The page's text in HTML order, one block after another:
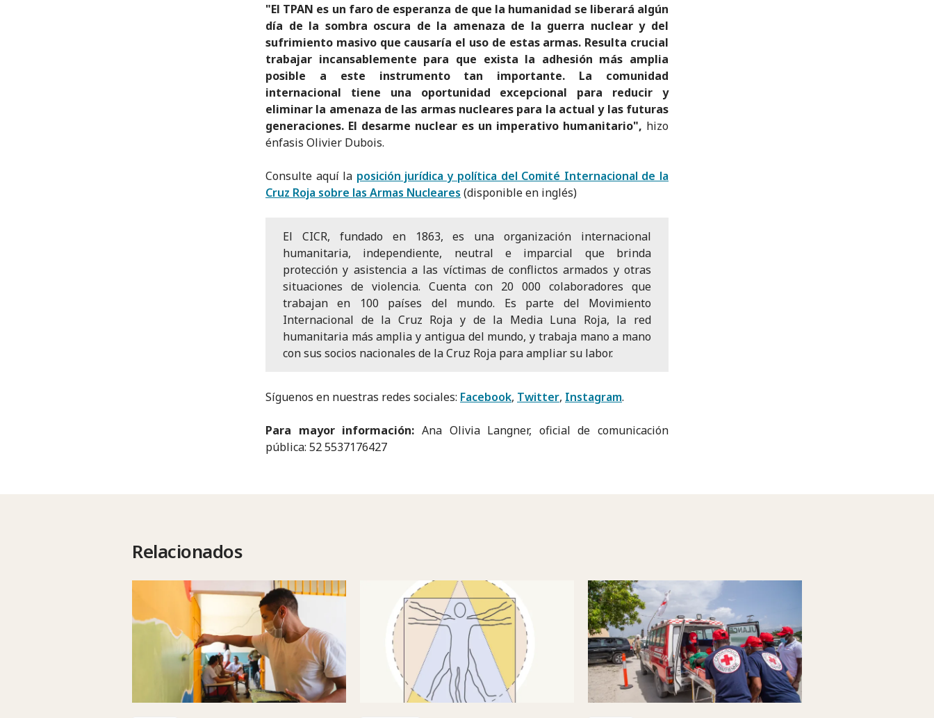
"El TPAN es un faro de esperanza de que la humanidad se liberará algún
día de la sombra oscura de la amenaza de la guerra nuclear y del
sufrimiento masivo que causaría el uso de estas armas. Resulta crucial
trabajar incansablemente para que exista la adhesión más amplia
posible a este instrumento tan importante. La comunidad
internacional tiene una oportunidad excepcional para reducir y
eliminar la amenaza de las armas nucleares para la actual y las futuras
generaciones. El desarme nuclear es un imperativo humanitario", hizo
énfasis Olivier Dubois.
Consulte aquí la posición jurídica y política del Comité Internacional de la
Cruz Roja sobre las Armas Nucleares (disponible en inglés)
El CICR, fundado en 1863, es una organización internacional
humanitaria, independiente, neutral e imparcial que brinda
protección y asistencia a las víctimas de conflictos armados y otras
situaciones de violencia. Cuenta con 20 000 colaboradores que
trabajan en 100 países del mundo. Es parte del Movimiento
Internacional de la Cruz Roja y de la Media Luna Roja, la red
humanitaria más amplia y antigua del mundo, y trabaja mano a mano
con sus socios nacionales de la Cruz Roja para ampliar su labor.
Síguenos en nuestras redes sociales: Facebook, Twitter, Instagram.
Para mayor información: Ana Olivia Langner, oficial de comunicación
pública: 52 5537176427
Relacionados